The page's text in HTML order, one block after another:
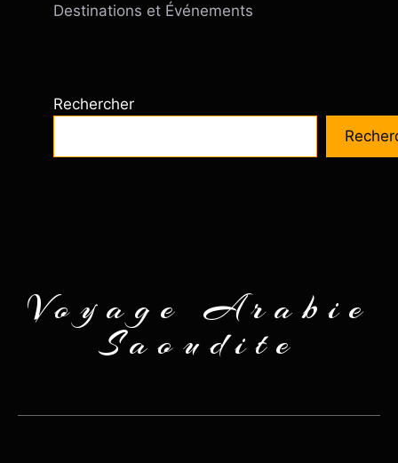
Destinations et Événements
Rechercher
Voyage Arabie
Saoudite